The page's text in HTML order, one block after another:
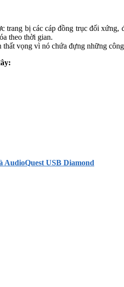
trang bị các cáp đồng trục đối
theo thời gian.
vọng vì nó chứa đựng những
AudioQuest USB Diamond